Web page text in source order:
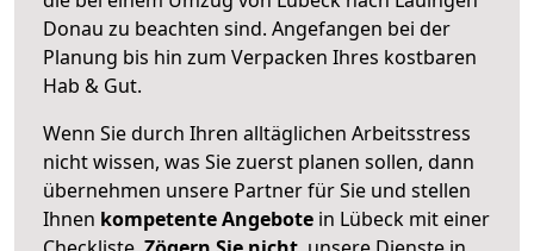
Donau zu beachten sind. Angefangen bei der
Planung bis hin zum Verpacken Ihres kostbaren
Hab & Gut.
Wenn Sie durch Ihren alltäglichen Arbeitsstress
nicht wissen, was Sie zuerst planen sollen, dann
übernehmen unsere Partner für Sie und stellen
Ihnen kompetente Angebote in Lübeck mit einer